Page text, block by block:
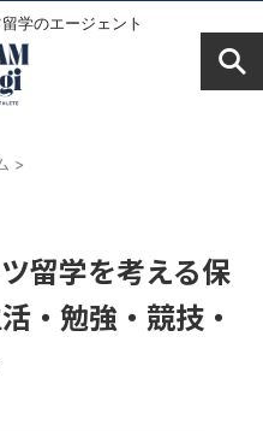
学のエージェント
>
留学を考える保
・勉強・競技・